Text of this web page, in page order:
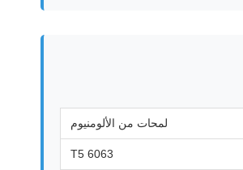
لمحات من الألومنيوم
6063 T5